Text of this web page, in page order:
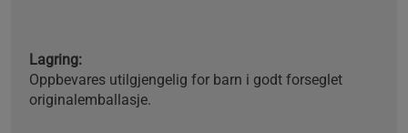
Lagring:
Oppbevares utilgjengelig for barn i godt forseglet
originalemballasje.